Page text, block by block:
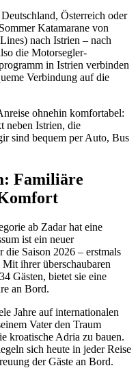
Österreich oder
Katamarane von
nach Istrien – nach
die Motorsegler-
in Istrien verbinden
Verbindung auf die
ohnehin komfortabel:
neben Istrien, die
sind bequem per Auto, Bus
Familiäre
ab Zadar hat eine
ist ein neuer
Saison 2026 – erstmals
ihrer überschaubaren
Gästen, bietet sie eine
an Bord.
Jahre auf internationalen
Vater den Traum
kroatische Adria zu bauen.
sich heute in jeder Reise
der Gäste an Bord.